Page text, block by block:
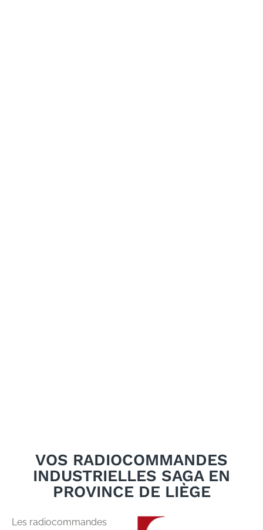
VOS RADIOCOMMANDES
INDUSTRIELLES SAGA EN
PROVINCE DE LIÈGE
Les radiocommandes